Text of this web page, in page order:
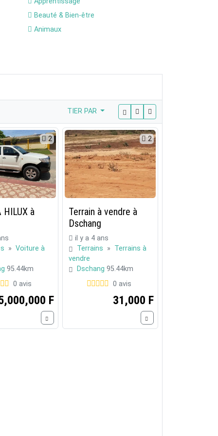
Beauté & Bien-être
Animaux
TIER PAR
2
HILUX à
» Voiture à
95.44km
0 avis
F
2
Terrain à vendre à
Dschang
il y a 4 ans
Terrains » Terrains à
vendre
Dschang 95.44km
0 avis
31,000 F